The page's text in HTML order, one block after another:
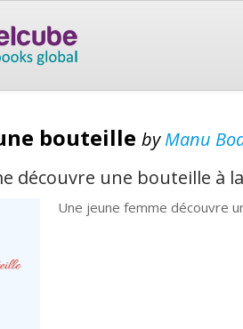
bouteille byManu
découvre une bouteille à
Une jeune femme découvre